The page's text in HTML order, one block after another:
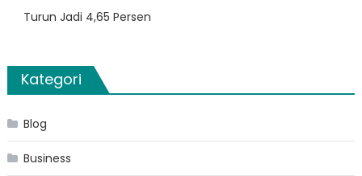
Turun Jadi 4,65 Persen
Kategori
Blog
Business